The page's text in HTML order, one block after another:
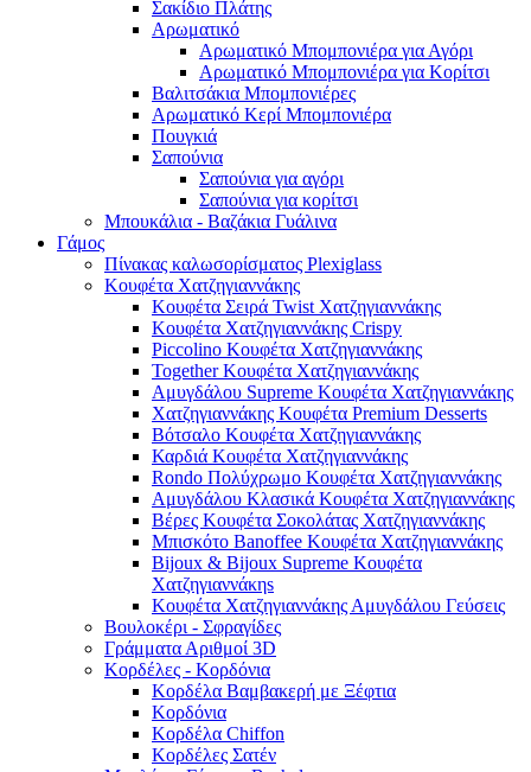
Σακίδιο Πλάτης
Αρωματικό
Αρωματικό Μπομπονιέρα για Αγόρι
Αρωματικό Μπομπονιέρα για Κορίτσι
Βαλιτσάκια Μπομπονιέρες
Αρωματικό Κερί Μπομπονιέρα
Πουγκιά
Σαπούνια
Σαπούνια για αγόρι
Σαπούνια για κορίτσι
Μπουκάλια - Βαζάκια Γυάλινα
Γάμος
Πίνακας καλωσορίσματος Plexiglass
Κουφέτα Χατζηγιαννάκης
Κουφέτα Σειρά Twist Χατζηγιαννάκης
Κουφέτα Χατζηγιαννάκης Crispy
Piccolino Κουφέτα Χατζηγιαννάκης
Together Κουφέτα Χατζηγιαννάκης
Αμυγδάλου Supreme Κουφέτα Χατζηγιαννάκης
Χατζηγιαννάκης Κουφέτα Premium Desserts
Βότσαλο Κουφέτα Χατζηγιαννάκης
Καρδιά Κουφέτα Χατζηγιαννάκης
Rondo Πολύχρωμο Κουφέτα Χατζηγιαννάκης
Αμυγδάλου Κλασικά Κουφέτα Χατζηγιαννάκης
Βέρες Κουφέτα Σοκολάτας Χατζηγιαννάκης
Μπισκότο Banoffee Κουφέτα Χατζηγιαννάκης
Bijoux & Bijoux Supreme Κουφέτα
Χατζηγιαννάκηs
Κουφέτα Χατζηγιαννάκης Αμυγδάλου Γεύσεις
Βουλοκέρι - Σφραγίδες
Γράμματα Αριθμοί 3D
Κορδέλες - Κορδόνια
Κορδέλα Βαμβακερή με Ξέφτια
Κορδόνια
Κορδέλα Chiffon
Κορδέλες Σατέν